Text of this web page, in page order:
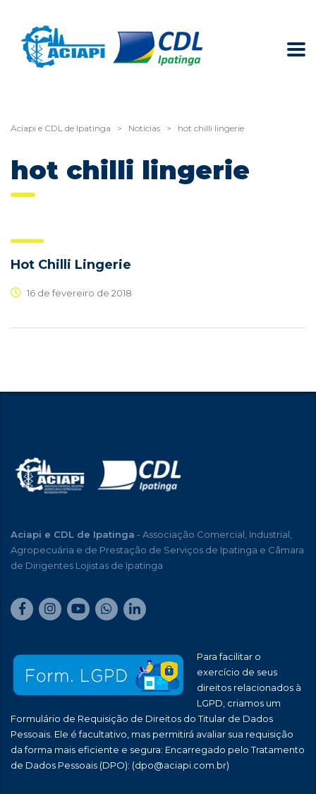
Aciapi e CDL de Ipatinga > Notícias > hot chilli lingerie
hot chilli lingerie
Hot Chilli Lingerie
16 de fevereiro de 2018
Aciapi e CDL de Ipatinga - Associação Comercial, Industrial,
Agropecuária e de Prestação de Serviços de Ipatinga e Câmara
de Dirigentes Lojistas de Ipatinga
Para facilitar o
exercício de seus
direitos relacionados à
LGPD, criamos um
Formulário de Requisição de Direitos do Titular de Dados
Pessoais. Ele é facultativo, mas permitirá avaliar sua requisição
da forma mais eficiente e segura: Encarregado pelo Tratamento
de Dados Pessoais (DPO): (dpo@aciapi.com.br)